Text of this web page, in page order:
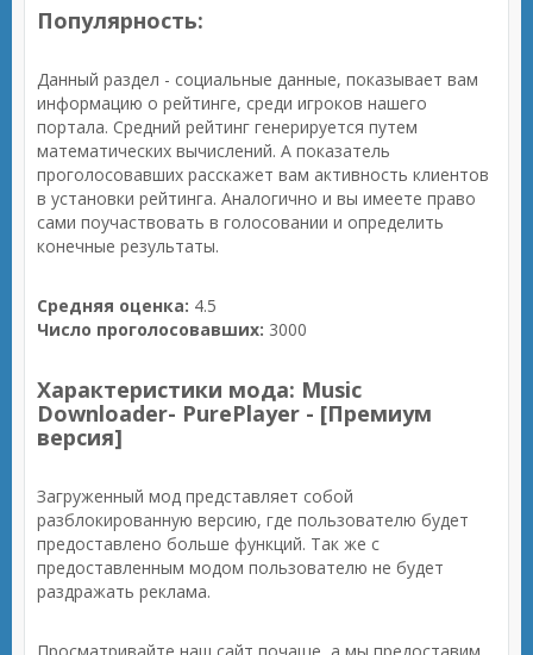
Популярность:
Данный раздел - социальные данные, показывает вам
информацию о рейтинге, среди игроков нашего
портала. Средний рейтинг генерируется путем
математических вычислений. А показатель
проголосовавших расскажет вам активность клиентов
в установки рейтинга. Аналогично и вы имеете право
сами поучаствовать в голосовании и определить
конечные результаты.
Средняя оценка: 4.5
Число проголосовавших: 3000
Характеристики мода: Music
Downloader- PurePlayer - [Премиум
версия]
Загруженный мод представляет собой
разблокированную версию, где пользователю будет
предоставлено больше функций. Так же с
предоставленным модом пользователю не будет
раздражать реклама.